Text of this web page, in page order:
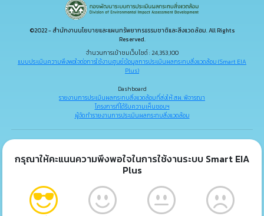
©2022 - สำนักงานนโยบายและแผนทรัพยากรธรรมชาติและสิ่งแวดล้อม. All Rights
Reserved.
จำนวนการเข้าชมเว็บไซต์ : 24,353,100
แบบประเมินความพึงพอใจต่อการใช้งานศูนย์ข้อมูลการประเมินผลกระทบสิ่งแวดล้อม (Smart EIA
Plus)
Dashboard
รายงานการประเมินผลกระทบสิ่งแวดล้อมที่ส่งให้ สผ. พิจารณา
โครงการที่ได้รับความเห็นชอบฯ
ผู้จัดทำรายงานการประเมินผลกระทบสิ่งแวดล้อม
กรุณาให้คะแนนความพึงพอใจในการใช้งานระบบ Smart EIA
Plus